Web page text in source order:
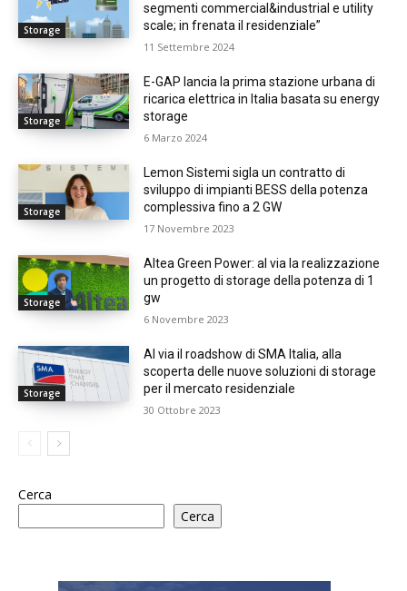
Storage
segmenti commercial&industrial e utility
scale; in frenata il residenziale”
11 Settembre 2024
Storage
E-GAP lancia la prima stazione urbana di
ricarica elettrica in Italia basata su energy
storage
6 Marzo 2024
Storage
Lemon Sistemi sigla un contratto di
sviluppo di impianti BESS della potenza
complessiva fino a 2 GW
17 Novembre 2023
Storage
Altea Green Power: al via la realizzazione
un progetto di storage della potenza di 1
gw
6 Novembre 2023
Storage
Al via il roadshow di SMA Italia, alla
scoperta delle nuove soluzioni di storage
per il mercato residenziale
30 Ottobre 2023
Cerca
Cerca